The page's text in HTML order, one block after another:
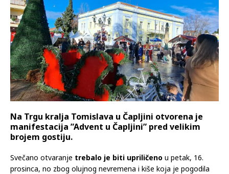
Na Trgu kralja Tomislava u Čapljini otvorena je
manifestacija ”Advent u Čapljini” pred velikim
brojem gostiju.
Svečano otvaranje trebalo je biti upriličeno u petak, 16.
prosinca, no zbog olujnog nevremena i kiše koja je pogodila